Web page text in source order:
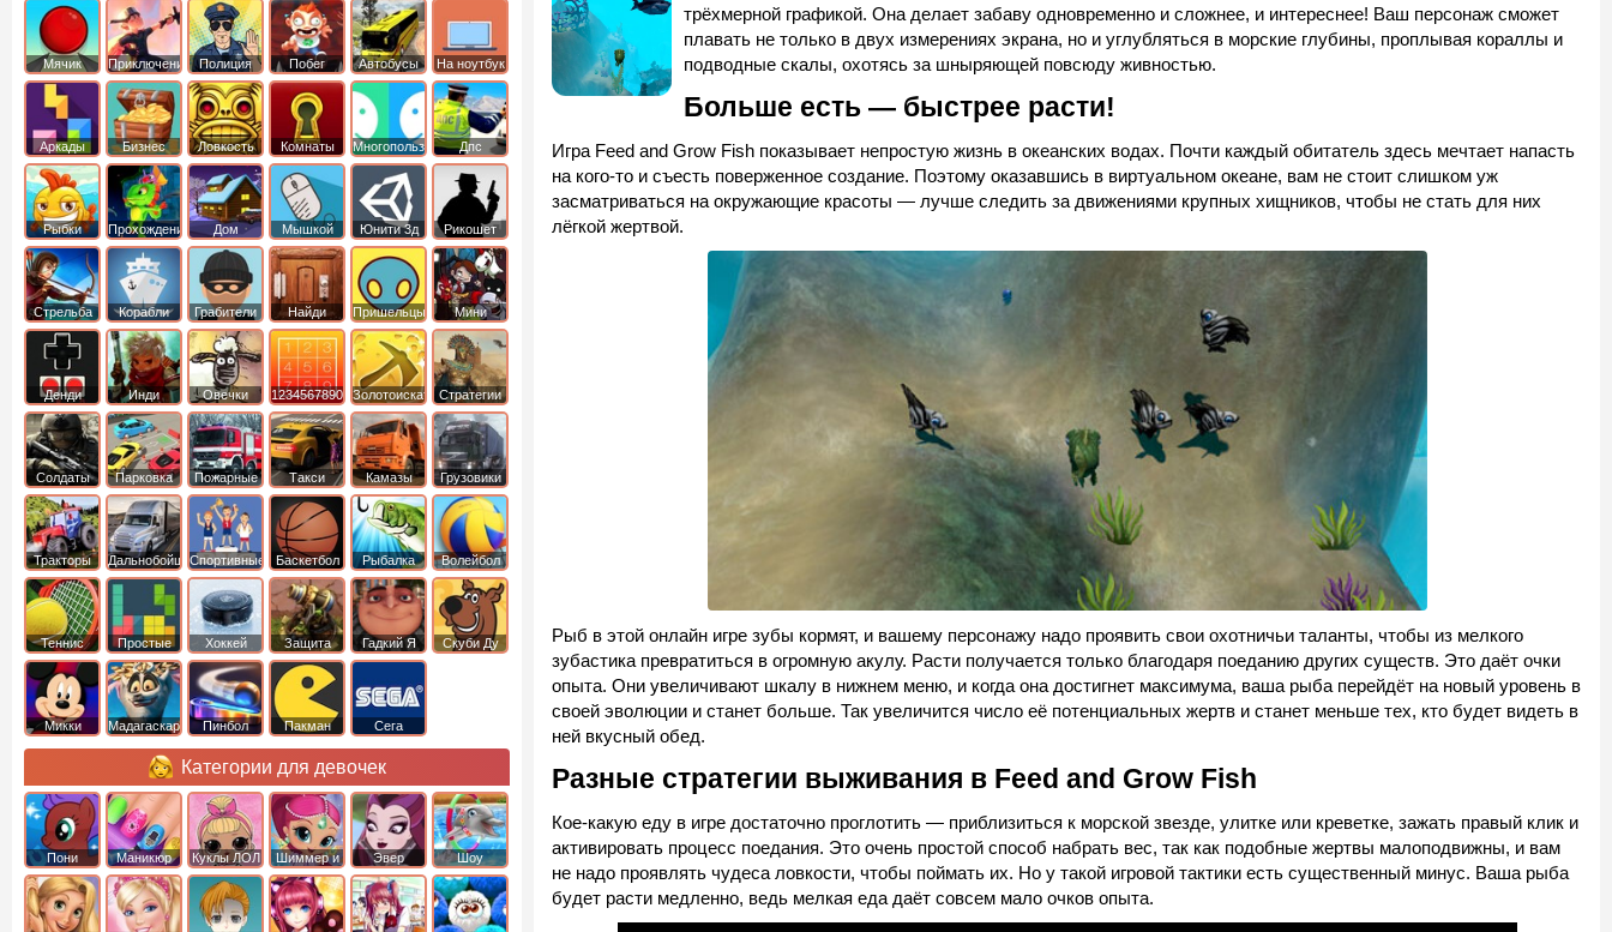
трёхмерной графикой. Она делает забаву одновременно и сложнее, и интереснее! Ваш персонаж сможет
плавать не только в двух измерениях экрана, но и углубляться в морские глубины, проплывая кораллы и
подводные скалы, охотясь за шныряющей повсюду живностью.
Больше есть — быстрее расти!
Игра Feed and Grow Fish показывает непростую жизнь в океанских водах. Почти каждый обитатель здесь мечтает напасть
на кого-то и съесть поверженное создание. Поэтому оказавшись в виртуальном океане, вам не стоит слишком уж
засматриваться на окружающие красоты — лучше следить за движениями крупных хищников, чтобы не стать для них
лёгкой жертвой.
Рыб в этой онлайн игре зубы кормят, и вашему персонажу надо проявить свои охотничьи таланты, чтобы из мелкого
зубастика превратиться в огромную акулу. Расти получается только благодаря поеданию других существ. Это даёт очки
опыта. Они увеличивают шкалу в нижнем меню, и когда она достигнет максимума, ваша рыба перейдёт на новый уровень в
своей эволюции и станет больше. Так увеличится число её потенциальных жертв и станет меньше тех, кто будет видеть в
ней вкусный обед.
Разные стратегии выживания в Feed and Grow Fish
Кое-какую еду в игре достаточно проглотить — приблизиться к морской звезде, улитке или креветке, зажать правый клик и
активировать процесс поедания. Это очень простой способ набрать вес, так как подобные жертвы малоподвижны, и вам
не надо проявлять чудеса ловкости, чтобы поймать их. Но у такой игровой тактики есть существенный минус. Ваша рыба
будет расти медленно, ведь мелкая еда даёт совсем мало очков опыта.
Мячик Приключения Полиция Побег Автобусы На ноутбук
Аркады
Бизнес
симуляторы
Ловкость Комнаты Многопользовательские
Дпс
Рыбки Прохождение Дом Мышкой Юнити 3д Рикошет
Cтрельба
из лука
Корабли Грабители
Найди
выход
Пришельцы Мини
Денди Инди
Овечки
идут домой
1234567890 ЗолотоискательСтратегии
Солдаты
Парковка
машин
Пожарные
машины
Такси Камазы Грузовики
Тракторы ДальнобойщикиСпортивные Баскетбол Рыбалка Волейбол
Теннис Простые Хоккей
Защита
башни
Гадкий Я Скуби Ду
Микки
Мадагаскар Пинбол Пакман Сега
Категории для девочек
Пони
креатор
Маникюр Куклы ЛОЛ
Шиммер и
Шайн
Эвер
Афтер Хай
Шоу
дельфинов